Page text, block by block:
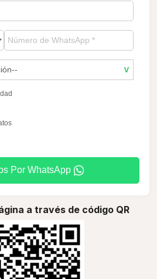
Por WhatsApp
a través de código QR